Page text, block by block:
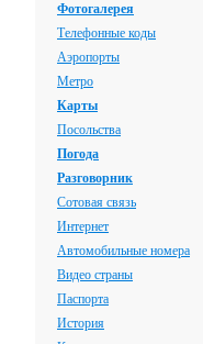
Фотогалерея
Телефонные коды
Аэропорты
Метро
Карты
Посольства
Погода
Разговорник
Сотовая связь
Интернет
Автомобильные номера
Видео страны
Паспорта
История